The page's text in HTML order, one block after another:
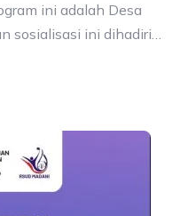
ini adalah Desa
sosialisasi ini dihadiri…